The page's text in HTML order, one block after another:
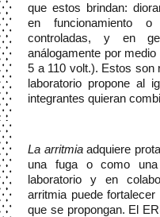
que estos brindan:
en funcionamiento o
controladas, y en
análogamente por
5 a 110 volt.). Estos son
laboratorio propone al
integrantes quieran
La arritmia adquiere
una fuga o como
laboratorio y en
arritmia puede
que se propongan. El